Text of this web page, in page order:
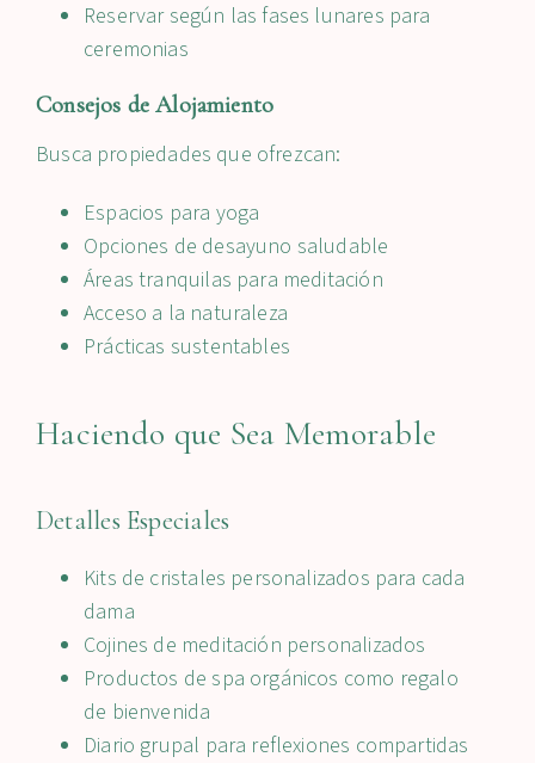
Reservar según las fases lunares para
ceremonias
Consejos de Alojamiento
Busca propiedades que ofrezcan:
Espacios para yoga
Opciones de desayuno saludable
Áreas tranquilas para meditación
Acceso a la naturaleza
Prácticas sustentables
Haciendo que Sea Memorable
Detalles Especiales
Kits de cristales personalizados para cada
dama
Cojines de meditación personalizados
Productos de spa orgánicos como regalo
de bienvenida
Diario grupal para reflexiones compartidas